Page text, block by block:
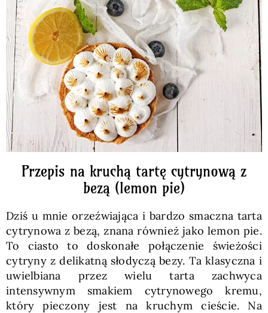
SKLEP
Polski
Przepis na kruchą tartę cytrynową z
bezą (lemon pie)
Dziś u mnie orzeźwiająca i bardzo smaczna tarta
cytrynowa z bezą, znana również jako lemon pie.
To ciasto to doskonałe połączenie świeżości
cytryny z delikatną słodyczą bezy. Ta klasyczna i
uwielbiana przez wielu tarta zachwyca
intensywnym smakiem cytrynowego kremu,
który pieczony jest na kruchym cieście. Na